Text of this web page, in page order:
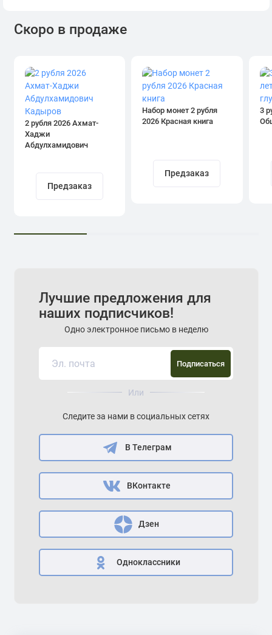
Скоро в продаже
2 рубля 2026 Ахмат-
Хаджи
Абдулхамидович
Предзаказ
Набор монет 2 рубля
2026 Красная книга
Предзаказ
3
Лучшие предложения для
наших подписчиков!
Одно электронное письмо в неделю
Подписаться
Или
Следите за нами в социальных сетях
В Телеграм
ВКонтакте
Дзен
Одноклассники